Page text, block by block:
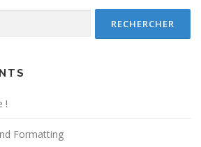
!
Formatting